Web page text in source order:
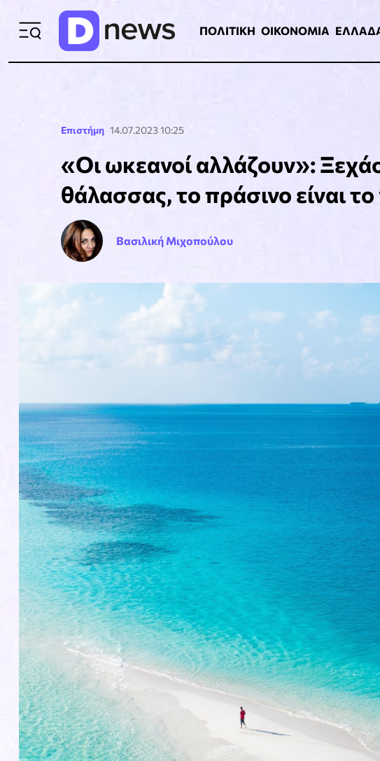
ΠΟΛΙΤΙΚΗ ΟΙΚΟΝΟΜΙΑ
Επιστήμη 14.07.2023 10:25
«Οι ωκεανοί αλλάζουν»:
θάλασσας, το πράσινο είναι
Βασιλική Μιχοπούλου